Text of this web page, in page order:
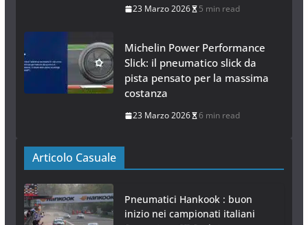
23 Marzo 2026 5 min read
Michelin Power Performance
Slick: il pneumatico slick da
pista pensato per la massima
costanza
23 Marzo 2026 6 min read
Articolo Casuale
Pneumatici Hankook : buon
inizio nei campionati italiani